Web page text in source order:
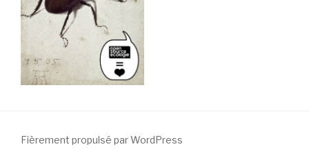
Fièrement propulsé par WordPress